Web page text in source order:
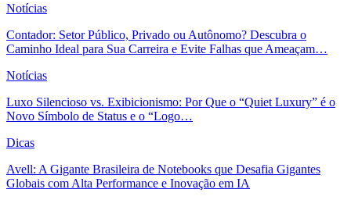
Notícias
Contador: Setor Público, Privado ou Autônomo? Descubra o
Caminho Ideal para Sua Carreira e Evite Falhas que Ameaçam…
Notícias
Luxo Silencioso vs. Exibicionismo: Por Que o “Quiet Luxury” é o
Novo Símbolo de Status e o “Logo…
Dicas
Avell: A Gigante Brasileira de Notebooks que Desafia Gigantes
Globais com Alta Performance e Inovação em IA